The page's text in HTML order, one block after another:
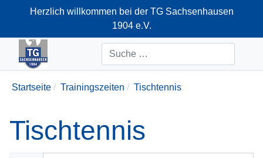
Herzlich willkommen bei der TG Sachsenhausen
1904 e.V.
+49-69-66374712
Suchen
Startseite Trainingszeiten Tischtennis
Tischtennis